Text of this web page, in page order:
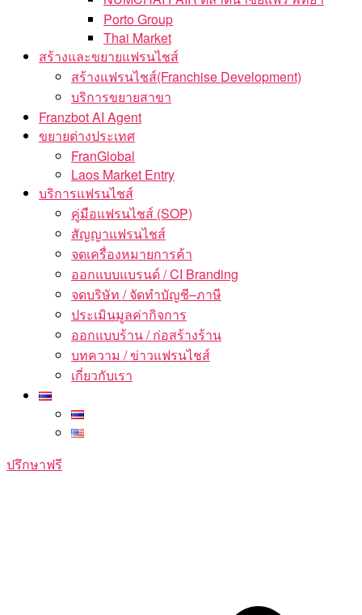
Porto Group
Thai Market
สร้างและขยายแฟรนไชส์
สร้างแฟรนไชส์(Franchise Development)
บริการขยายสาขา
Franzbot AI Agent
ขยายต่างประเทศ
FranGlobal
Laos Market Entry
บริการแฟรนไชส์
คู่มือแฟรนไชส์ (SOP)
สัญญาแฟรนไชส์
จดเครื่องหมายการค้า
ออกแบบแบรนด์ / CI Branding
จดบริษัท / จัดทำบัญชี–ภาษี
ประเมินมูลค่ากิจการ
ออกแบบร้าน / ก่อสร้างร้าน
บทความ / ข่าวแฟรนไชส์
เกี่ยวกับเรา
ปรึกษาฟรี